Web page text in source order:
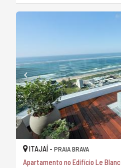
ITAJAÍ - PRAIA BRAVA
Apartamento no Edifício Le Blanc